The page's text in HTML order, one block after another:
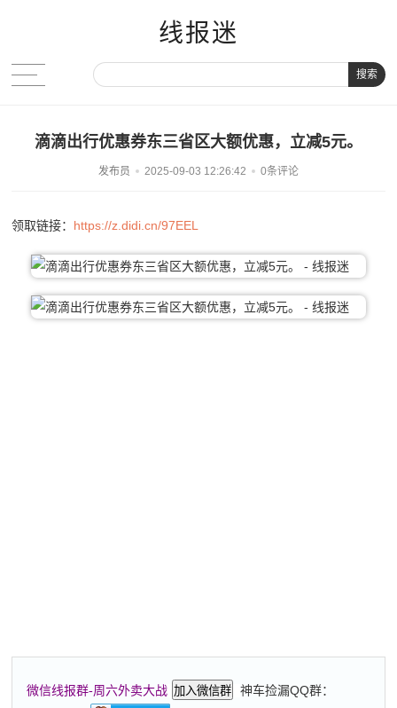
线报迷
搜索
滴滴出行优惠券东三省区大额优惠，立减5元。
发布员 2025-09-03 12:26:42 0条评论
领取链接： https://z.didi.cn/97EEL
微信线报群-周六外卖大战 加入微信群
神车捡漏QQ群：